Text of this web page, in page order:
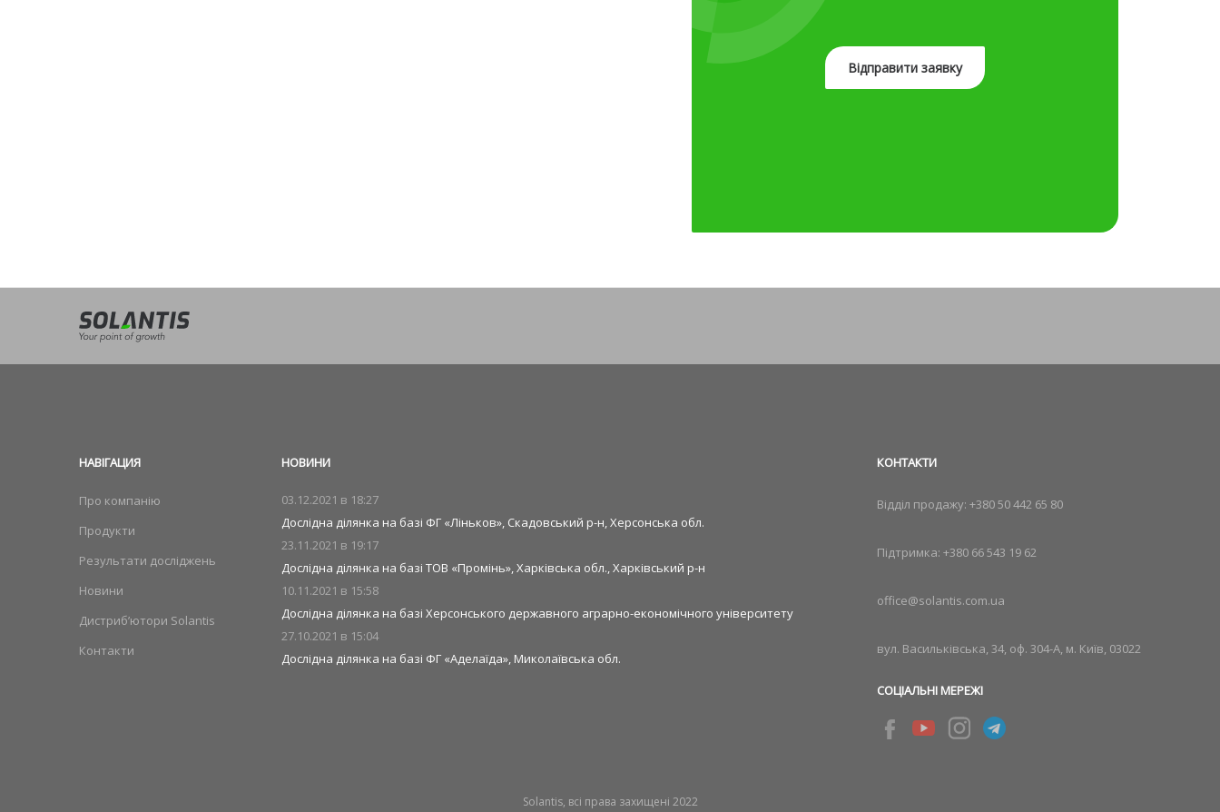
НАВIГАЦИЯ
Про компанію
Продукти
Результати досліджень
Новини
Дистриб’ютори Solantis
Контакти
НОВИНИ
03.12.2021 в 18:27
Дослідна ділянка на базі ФГ «Ліньков», Скадовський р-н, Херсонська обл.
23.11.2021 в 19:17
Дослідна ділянка на базі ТОВ «Промінь», Харківська обл., Харківський р-н
10.11.2021 в 15:58
Дослідна ділянка на базі Херсонського державного аграрно-економічного університету
27.10.2021 в 15:04
Дослідна ділянка на базі ФГ «Аделаїда», Миколаївська обл.
КОНТАКТИ
Відділ продажу: +380 50 442 65 80
Підтримка: +380 66 543 19 62
office@solantis.com.ua
вул. Васильківська, 34, оф. 304-А, м. Київ, 03022
СОЦІАЛЬНІ МЕРЕЖІ
Solantis, всі права захищені 2022